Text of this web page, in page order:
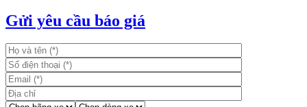
Gửi yêu cầu báo giá